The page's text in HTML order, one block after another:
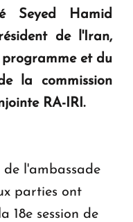
et d'avenir
d'Arménie
Seyed Hamid
de l'Iran,
et du
la commission
RA-IRI.
de l'ambassade
parties ont
18e session de